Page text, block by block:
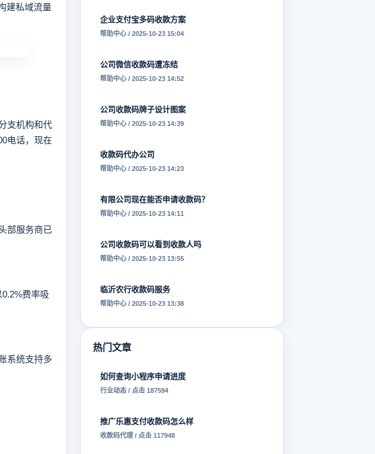
建私域流量
支机构和代
电话，现在
部服务商已
费率吸
系统支持多
企业支付宝多码收款方案
帮助中心 / 2025-10-23 15:04
公司微信收款码遭冻结
帮助中心 / 2025-10-23 14:52
公司收款码牌子设计图案
帮助中心 / 2025-10-23 14:39
收款码代办公司
帮助中心 / 2025-10-23 14:23
有限公司现在能否申请收款码？
帮助中心 / 2025-10-23 14:11
公司收款码可以看到收款人吗
帮助中心 / 2025-10-23 13:55
临沂农行收款码服务
帮助中心 / 2025-10-23 13:38
热门文章
如何查询小程序申请进度
行业动态 / 点击 187594
推广乐惠支付收款码怎么样
收款码代理 / 点击 117948